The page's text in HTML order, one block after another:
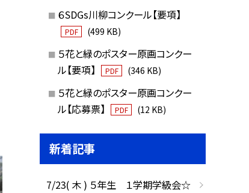
６SDGs川柳コンクール【要項】
PDF (499 KB)
５花と緑のポスター原画コンクー
ル【要項】
PDF (346 KB)
５花と緑のポスター原画コンクー
ル【応募票】
PDF (12 KB)
新着記事
7/23( 木 ) ５年生 １学期学級会☆